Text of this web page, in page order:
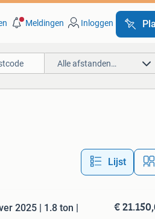
Meldingen Inloggen
Alle afstanden…
Lijst
2025 | 1.8 ton |
€